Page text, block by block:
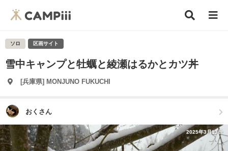
ソロ 区画サイト
雪中キャンプと牡蠣と綾瀬はるかとカツ丼
[兵庫県] MONJUNO FUKUCHI
おくさん
2025年3月13日